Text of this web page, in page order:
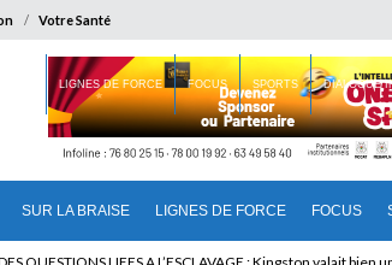
Votre Santé
SUR LA BRAISE LIGNES DE FORCE FOCUS
LIGNES DE FORCE FOCUS SPORTS DIALOGUE